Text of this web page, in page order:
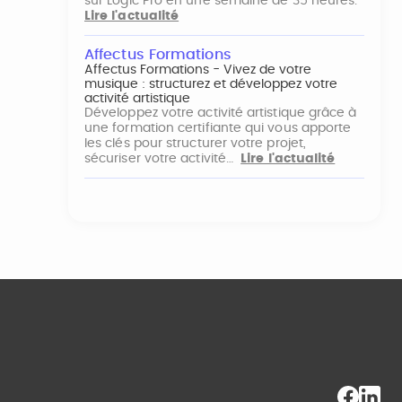
Lire l'actualité
Affectus Formations
Affectus Formations - Vivez de votre
musique : structurez et développez votre
activité artistique
Développez votre activité artistique grâce à
une formation certifiante qui vous apporte
les clés pour structurer votre projet,
sécuriser votre activité…
Lire l'actualité